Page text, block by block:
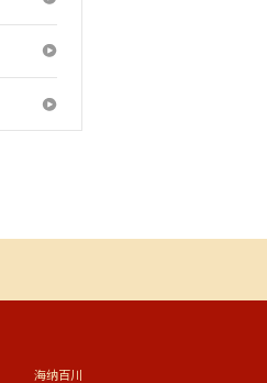
海纳百川